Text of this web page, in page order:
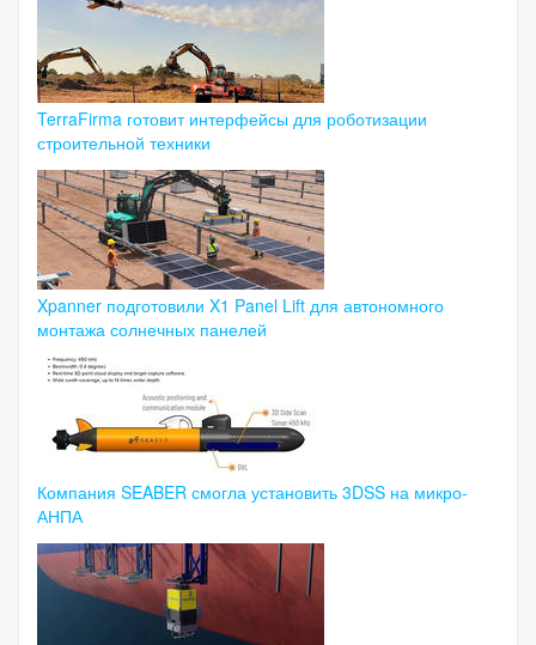
TerraFirma готовит интерфейсы для роботизации
строительной техники
Xpanner подготовили X1 Panel Lift для автономного
монтажа солнечных панелей
Компания SEABER смогла установить 3DSS на микро-
АНПА